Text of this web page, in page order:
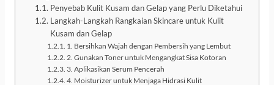
Penyebab Kulit Kusam dan Gelap yang Perlu Diketahui
Langkah-Langkah Rangkaian Skincare untuk Kulit
Kusam dan Gelap
1. Bersihkan Wajah dengan Pembersih yang Lembut
2. Gunakan Toner untuk Mengangkat Sisa Kotoran
3. Aplikasikan Serum Pencerah
4. Moisturizer untuk Menjaga Hidrasi Kulit